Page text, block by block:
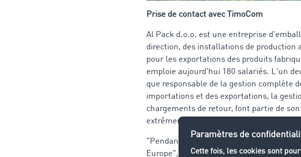
Prise de contact avec TimoCom
Al Pack d.o.o. est une entreprise
direction, des installations de
pour les exportations des produits
emploie aujourd'hui 180 salariés. L'un
que responsable de la gestion complète
importations et des exportations, la
chargements de retour, font partie de
extrêmement importante.
"Pendant des années, nos véhicules
Europe", explique-t-il. Lorsque la société